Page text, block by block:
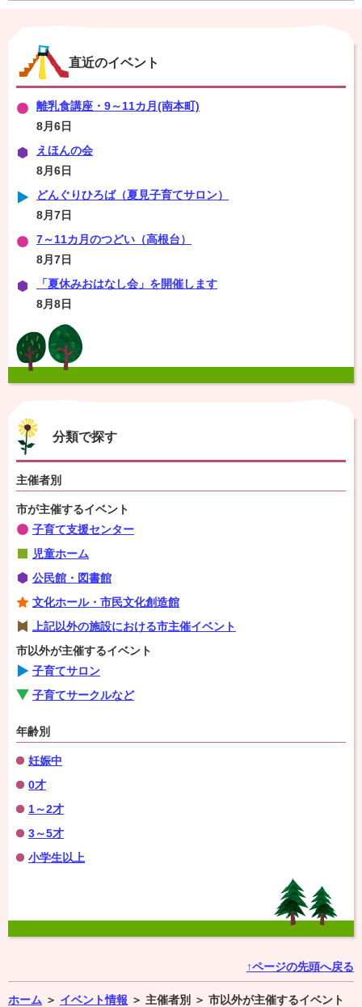
直近のイベント
離乳食講座・9～11カ月(南本町)
8月6日
えほんの会
8月6日
どんぐりひろば（夏見子育てサロン）
8月7日
7～11カ月のつどい（高根台）
8月7日
「夏休みおはなし会」を開催します
8月8日
分類で探す
主催者別
市が主催するイベント
子育て支援センター
児童ホーム
公民館・図書館
文化ホール・市民文化創造館
上記以外の施設における市主催イベント
市以外が主催するイベント
子育てサロン
子育てサークルなど
年齢別
妊娠中
0才
1～2才
3～5才
小学生以上
↑ページの先頭へ戻る
ホーム ＞ イベント情報 ＞ 主催者別 ＞ 市以外が主催するイベント